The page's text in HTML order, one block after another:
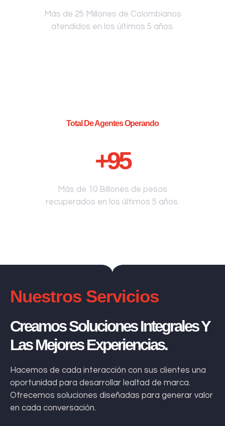
Más de 25 Millones de Colombianos
atendidos en los últimos 5 años.
Total De Agentes Operando
+95
Más de 10 Billones de pesos
recuperados en los últimos 5 años.
Nuestros Servicios
Creamos Soluciones Integrales Y
Las Mejores Experiencias.
Hacemos de cada interacción con sus clientes una
oportunidad para desarrollar lealtad de marca.
Ofrecemos soluciones diseñadas para generar valor
en cada conversación.